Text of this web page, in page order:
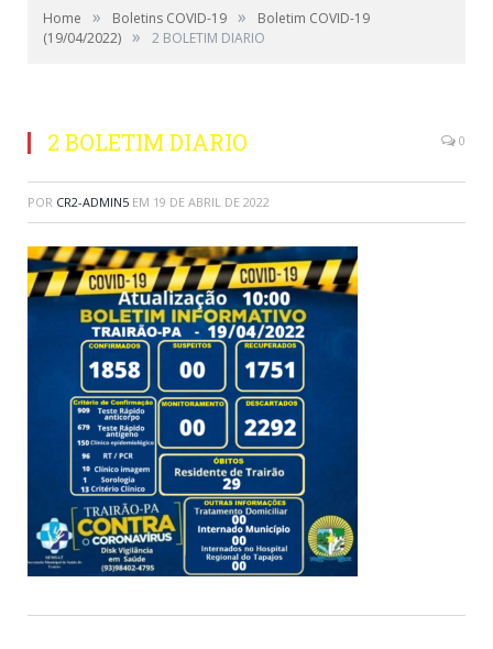
Home » Boletins COVID-19 »
Boletim COVID-19
(19/04/2022) » 2 BOLETIM DIARIO
2 BOLETIM DIARIO 0
POR CR2-ADMIN5 EM 19 DE ABRIL DE 2022